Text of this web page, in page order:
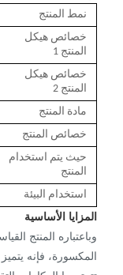
نمط المنتج
خصائص هيكل
المنتج 1
خصائص هيكل
المنتج 2
مادة المنتج
خصائص المنتج
حيث يتم استخدام
المنتج
استخدام البيئة
المزايا الأساسية
وباعتباره المنتج
المكسورة، فإنه